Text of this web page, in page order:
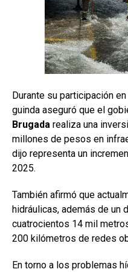
Durante su participación
guinda aseguró que el
Brugada realiza una
millones de pesos en
dijo representa un
2025.
También afirmó que
hidráulicas, además de un
cuatrocientos 14 mil
200 kilómetros de redes
En torno a los problemas